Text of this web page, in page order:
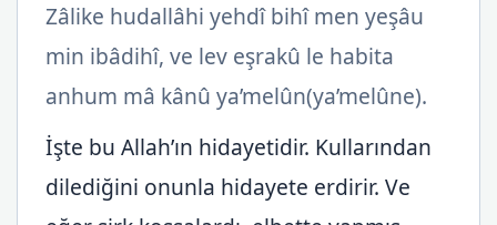
Zâlike hudallâhi yehdî bihî men yeşâu
min ibâdihî, ve lev eşrakû le habita
anhum mâ kânû ya’melûn(ya’melûne).
İşte bu Allah’ın hidayetidir. Kullarından
dilediğini onunla hidayete erdirir. Ve